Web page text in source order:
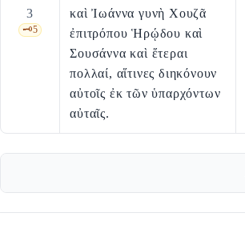
3
🗝️5
καὶ Ἰωάννα γυνὴ Χουζᾶ
ἐπιτρόπου Ἡρῴδου καὶ
Σουσάννα καὶ ἕτεραι
πολλαί, αἵτινες διηκόνουν
αὐτοῖς ἐκ τῶν ὑπαρχόντων
αὐταῖς.